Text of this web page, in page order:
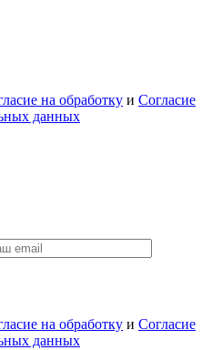
на обработку и Согласие
данных
на обработку и Согласие
данных